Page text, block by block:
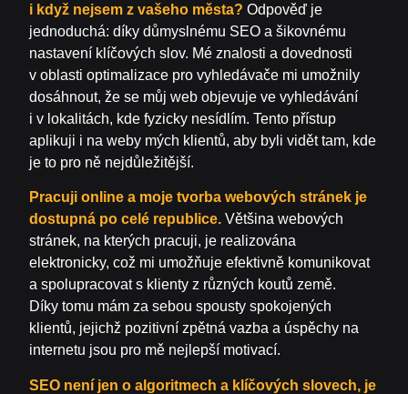
i když nejsem z vašeho města? Odpověď je
jednoduchá: díky důmyslnému SEO a šikovnému
nastavení klíčových slov. Mé znalosti a dovednosti
v oblasti optimalizace pro vyhledávače mi umožnily
dosáhnout, že se můj web objevuje ve vyhledávání
i v lokalitách, kde fyzicky nesídlím. Tento přístup
aplikuji i na weby mých klientů, aby byli vidět tam, kde
je to pro ně nejdůležitější.
Pracuji online a moje tvorba webových stránek je
dostupná po celé republice. Většina webových
stránek, na kterých pracuji, je realizována
elektronicky, což mi umožňuje efektivně komunikovat
a spolupracovat s klienty z různých koutů země.
Díky tomu mám za sebou spousty spokojených
klientů, jejichž pozitivní zpětná vazba a úspěchy na
internetu jsou pro mě nejlepší motivací.
SEO není jen o algoritmech a klíčových slovech, je